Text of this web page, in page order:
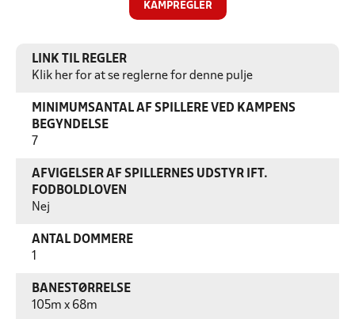
KAMPREGLER
LINK TIL REGLER
Klik her for at se reglerne for denne pulje
MINIMUMSANTAL AF SPILLERE VED KAMPENS
BEGYNDELSE
7
AFVIGELSER AF SPILLERNES UDSTYR IFT.
FODBOLDLOVEN
Nej
ANTAL DOMMERE
BANESTØRRELSE
105m x 68m